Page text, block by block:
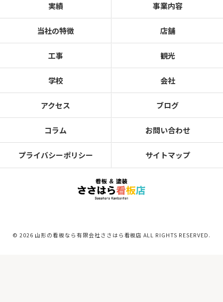
実績 事業内容
当社の特徴 店舗
工事 観光
学校 会社
アクセス ブログ
コラム お問い合わせ
プライバシーポリシー サイトマップ
© 2026 山形の看板なら有限会社ささはら看板店 ALL RIGHTS RESERVED.